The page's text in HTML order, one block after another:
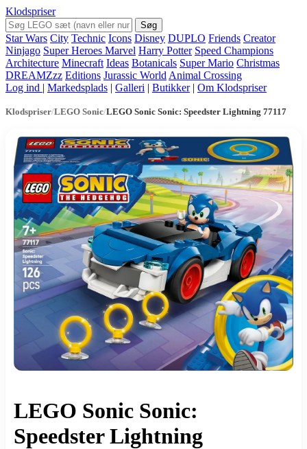
Klodspriser
Søg
Star Wars City Technic Icons Disney DUPLO Friends Creator
Ninjago Super Heroes Marvel Harry Potter Speed Champions
Architecture Minecraft Ideas Botanicals Super Mario Christmas
DREAMZzz Editions Jurassic World Animal Crossing
Log ind | Markedsplads | Galleri | Butikker | Om Klodspriser
Klodspriser/LEGO Sonic/LEGO Sonic Sonic: Speedster Lightning 77117
LEGO Sonic Sonic:
Speedster Lightning